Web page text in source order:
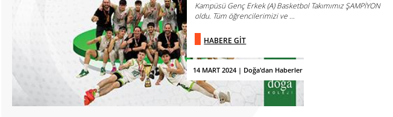
14 MART 2024 | Doğa'dan Haberler
Kampüsü Genç Erkek (A) Basketbol Takımımız ŞAMPİYON
oldu. Tüm öğrencilerimizi ve ...
HABERE GİT